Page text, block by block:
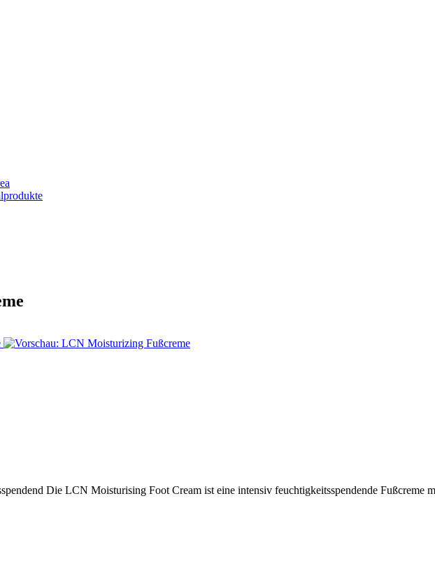
Die LCN Moisturising Foot Cream ist eine intensiv feuchtigkeitsspendende